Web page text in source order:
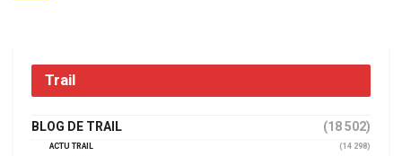
Trail
BLOG DE TRAIL (18 502)
ACTU TRAIL
(14 298)